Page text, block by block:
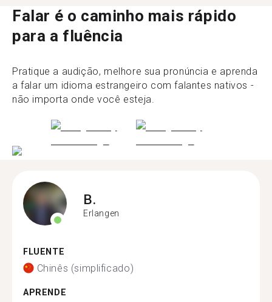
Falar é o caminho mais rápido
para a fluência
Pratique a audição, melhore sua pronúncia e aprenda
a falar um idioma estrangeiro com falantes nativos -
não importa onde você esteja.
B.
Erlangen
FLUENTE
Chinês (simplificado)
APRENDE